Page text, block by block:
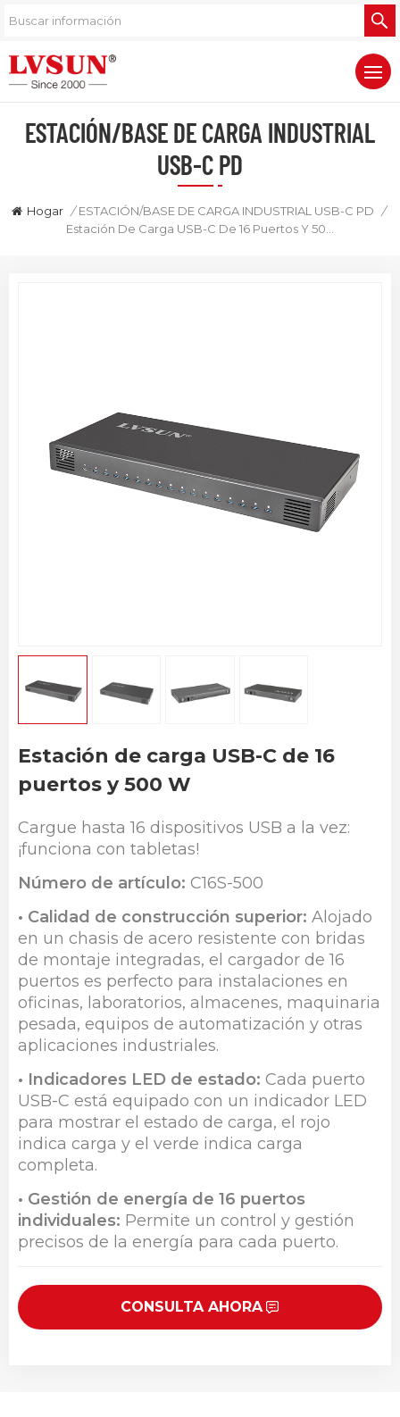
ESTACIÓN/BASE DE CARGA INDUSTRIAL
USB-C PD
Hogar / ESTACIÓN/BASE DE CARGA INDUSTRIAL USB-C PD
/
Estación de carga USB-C de 16
puertos y 500 W
Cargue hasta 16 dispositivos USB a la vez:
¡funciona con tabletas!
Número de artículo: C16S-500
• Calidad de construcción superior: Alojado
en un chasis de acero resistente con bridas
de montaje integradas, el cargador de 16
puertos es perfecto para instalaciones en
oficinas, laboratorios, almacenes, maquinaria
pesada, equipos de automatización y otras
aplicaciones industriales.
• Indicadores LED de estado: Cada puerto
USB-C está equipado con un indicador LED
para mostrar el estado de carga, el rojo
indica carga y el verde indica carga
completa.
• Gestión de energía de 16 puertos
individuales: Permite un control y gestión
precisos de la energía para cada puerto.
CONSULTA AHORA